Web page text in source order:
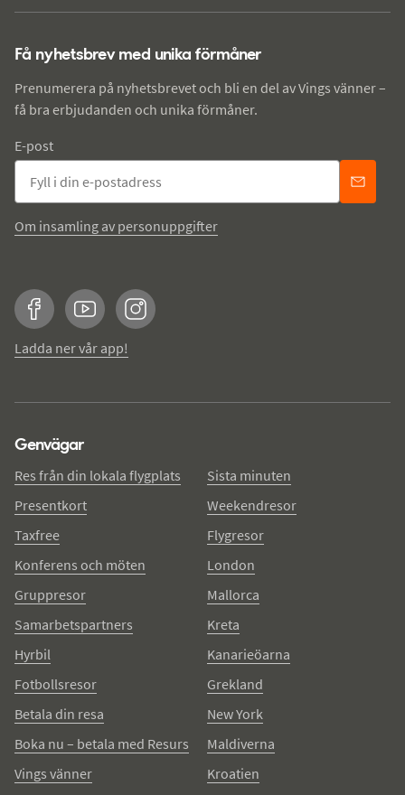
Få nyhetsbrev med unika förmåner
Prenumerera på nyhetsbrevet och bli en del av Vings vänner –
få bra erbjudanden och unika förmåner.
E-post
Om insamling av personuppgifter
FacebookYouTubeInstagram
Ladda ner vår app!
Genvägar
Res från din lokala flygplats
Presentkort
Taxfree
Konferens och möten
Gruppresor
Samarbetspartners
Hyrbil
Fotbollsresor
Betala din resa
Boka nu – betala med Resurs
Vings vänner
Sista minuten
Weekendresor
Flygresor
London
Mallorca
Kreta
Kanarieöarna
Grekland
New York
Maldiverna
Kroatien